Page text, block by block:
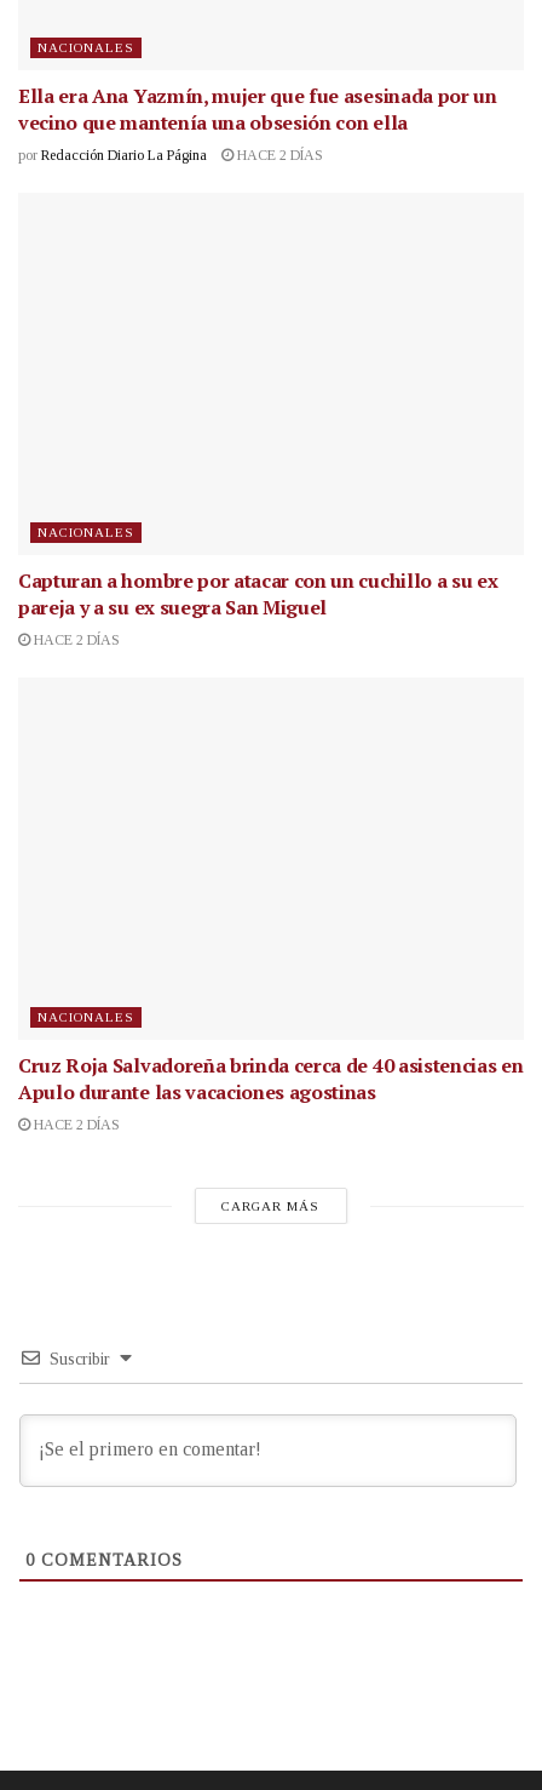
NACIONALES
Ella era Ana Yazmín, mujer que fue asesinada por un
vecino que mantenía una obsesión con ella
por Redacción Diario La Página HACE 2 DÍAS
NACIONALES
Capturan a hombre por atacar con un cuchillo a su ex
pareja y a su ex suegra San Miguel
HACE 2 DÍAS
NACIONALES
Cruz Roja Salvadoreña brinda cerca de 40 asistencias en
Apulo durante las vacaciones agostinas
HACE 2 DÍAS
CARGAR MÁS
Suscribir
0 COMENTARIOS